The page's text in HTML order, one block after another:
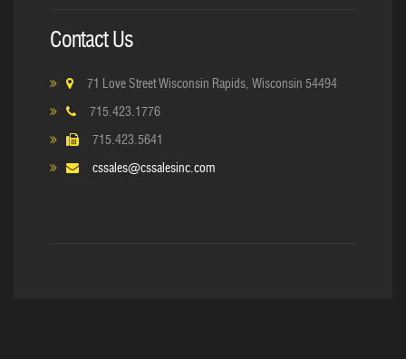
Contact Us
71 Love Street Wisconsin Rapids, Wisconsin 54494
715.423.1776
715.423.5641
cssales@cssalesinc.com